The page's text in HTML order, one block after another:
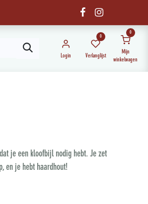
Login
0
Verlanglijst
0
Mijn
winkelwagen
je een kloofbijl nodig hebt. Je zet
en je hebt haardhout!